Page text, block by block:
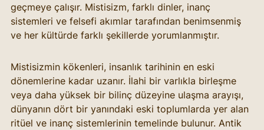
geçmeye çalışır. Mistisizm, farklı dinler, inanç
sistemleri ve felsefi akımlar tarafından benimsenmiş
ve her kültürde farklı şekillerde yorumlanmıştır.
Mistisizmin kökenleri, insanlık tarihinin en eski
dönemlerine kadar uzanır. İlahi bir varlıkla birleşme
veya daha yüksek bir bilinç düzeyine ulaşma arayışı,
dünyanın dört bir yanındaki eski toplumlarda yer alan
ritüel ve inanç sistemlerinin temelinde bulunur. Antik